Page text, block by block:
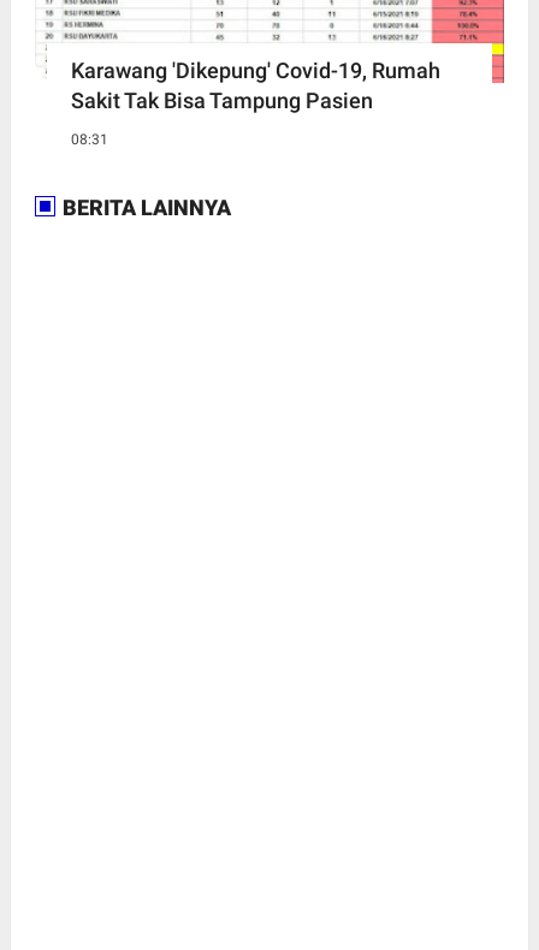
Karawang 'Dikepung' Covid-19, Rumah
Sakit Tak Bisa Tampung Pasien
08:31
BERITA LAINNYA